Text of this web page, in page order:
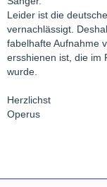
Leider ist die
vernachlässigt.
fabelhafte Aufnahme
ersshienen ist, die im
wurde.
Herzlichst
Operus